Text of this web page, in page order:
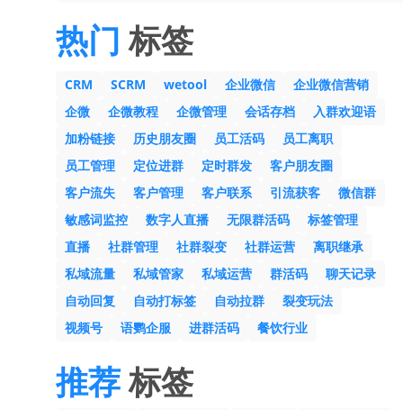
热门 标签
CRM SCRM wetool 企业微信
企业微信营销
企微
企微教程 企微管理 会话存档
入群欢迎语
加粉链接
历史朋友圈 员工活码
员工离职
员工管理
定位进群 定时群发
客户朋友圈
客户流失
客户管理 客户联系 引流获客
微信群
敏感词监控
数字人直播 无限群活码
标签管理
直播
社群管理 社群裂变 社群运营
离职继承
私域流量
私域管家 私域运营 群活码
聊天记录
自动回复
自动打标签 自动拉群
裂变玩法
视频号
语鹦企服 进群活码 餐饮行业
推荐标签